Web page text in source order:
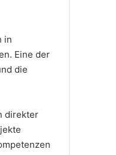
in
Eine der
die
direkter